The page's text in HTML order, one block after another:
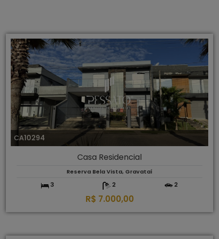
CA10294
Casa Residencial
Reserva Bela Vista, Gravataí
3 2 2
R$ 7.000,00